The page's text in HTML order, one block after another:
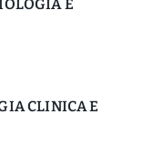
E
CLINICA E